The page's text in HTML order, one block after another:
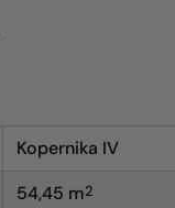
Kopernika IV
54,45 m2